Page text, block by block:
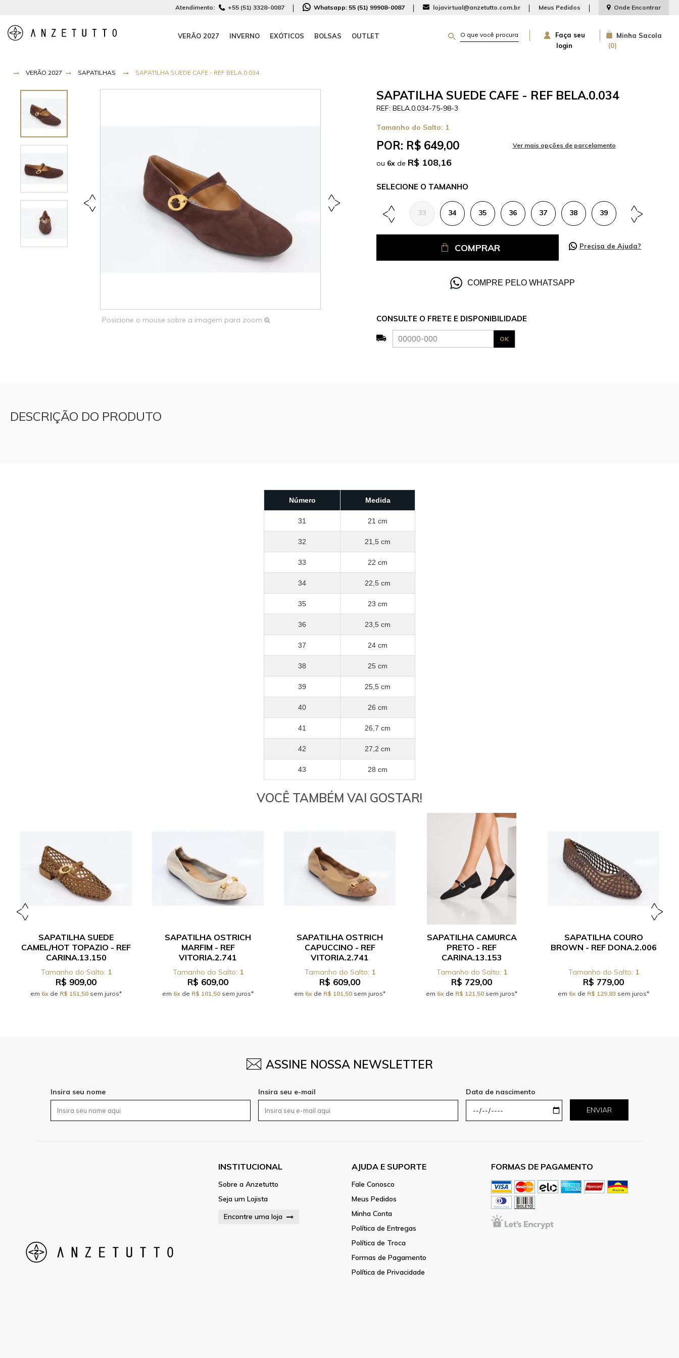
Atendimento: +55 (51) 3328-0087 Whatsapp: 55 (51) 99908-0087 lojavirtual@anzetutto.com.br Meus Pedidos Onde Encontrar
VERÃO 2027 INVERNO EXÓTICOS BOLSAS OUTLET
Faça seu
login
Minha Sacola
0
VERÃO 2027 SAPATILHAS SAPATILHA SUEDE CAFE - REF BELA.0.034
Posicione o mouse sobre a imagem para zoom
SAPATILHA SUEDE CAFE - REF BELA.0.034
BELA.0.034-75-98-3
Tamanho do Salto: 1
POR: R$ 649,00
ou 6x de R$ 108,16
TAMANHO
33 34 35 36 37 38 39 40
COMPRAR Precisa de Ajuda?
COMPRE PELO WHATSAPP
CONSULTE O FRETE E DISPONIBILIDADE
DESCRIÇÃO DO PRODUTO
Número Medida
31 21 cm
32 21,5 cm
33 22 cm
34 22,5 cm
35 23 cm
36 23,5 cm
37 24 cm
38 25 cm
39 25,5 cm
40 26 cm
41 26,7 cm
42 27,2 cm
43 28 cm
VOCÊ TAMBÉM VAI GOSTAR!
SAPATILHA SUEDE
CAMEL/HOT TOPAZIO - REF
CARINA.13.150
1
R$ 909,00
em 6x de R$ 151,50 sem juros*
SAPATILHA OSTRICH
MARFIM - REF
VITORIA.2.741
1
R$ 609,00
em 6x de R$ 101,50 sem juros*
SAPATILHA OSTRICH
CAPUCCINO - REF
VITORIA.2.741
1
R$ 609,00
em 6x de R$ 101,50 sem juros*
SAPATILHA CAMURCA
PRETO - REF
CARINA.13.153
1
R$ 729,00
em 6x de R$ 121,50 sem juros*
SAPATILHA COURO
BROWN - REF DONA.2.006
1
R$ 779,00
em 6x de R$ 129,83 sem juros*
ASSINE NOSSA NEWSLETTER
Insira seu nome Insira seu e-mail
Data de nascimento
ENVIAR
INSTITUCIONAL
Sobre a Anzetutto
Seja um Lojista
Encontre uma loja
AJUDA E SUPORTE
Fale Conosco
Meus Pedidos
Minha Conta
Política de Entregas
Política de Troca
Formas de Pagamento
Política de Privacidade
FORMAS DE PAGAMENTO